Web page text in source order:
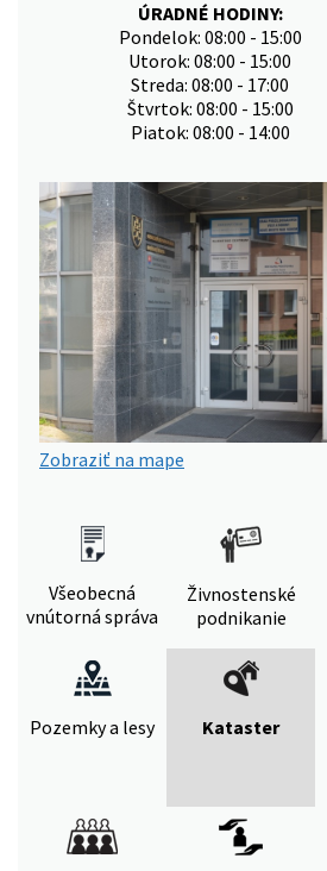
ÚRADNÉ HODINY:
Pondelok: 08:00 - 15:00
Utorok: 08:00 - 15:00
Streda: 08:00 - 17:00
Štvrtok: 08:00 - 15:00
Piatok: 08:00 - 14:00
Zobraziť na mape
Všeobecná
vnútorná správa
Živnostenské
podnikanie
Pozemky a lesy Kataster